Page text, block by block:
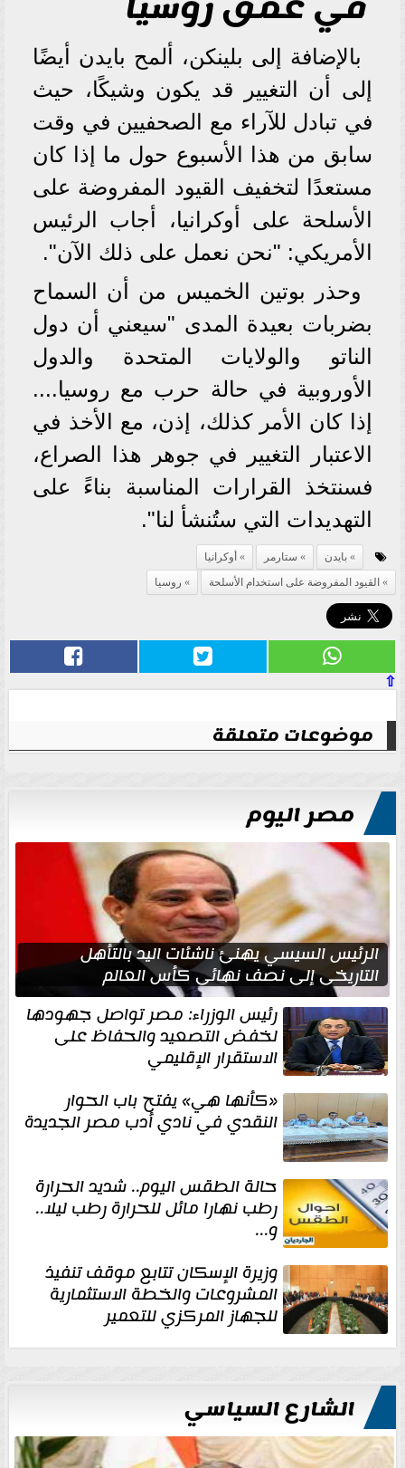
بالإضافة إلى بلينكن، ألمح بايدن أيضًا
إلى أن التغيير قد يكون وشيكًا، حيث
في تبادل للآراء مع الصحفيين في وقت
سابق من هذا الأسبوع حول ما إذا كان
مستعدًا لتخفيف القيود المفروضة على
الأسلحة على أوكرانيا، أجاب الرئيس
الأمريكي: "نحن نعمل على ذلك الآن".
وحذر بوتين الخميس من أن السماح
بضربات بعيدة المدى "سيعني أن دول
الناتو والولايات المتحدة والدول
الأوروبية في حالة حرب مع روسيا....
إذا كان الأمر كذلك، إذن، مع الأخذ في
الاعتبار التغيير في جوهر هذا الصراع،
فسنتخذ القرارات المناسبة بناءً على
التهديدات التي ستُنشأ لنا".
بايدن ستارمر
أوكرانيا
القيود المفروضة على استخدام الأسلحة
روسيا
⇧
موضوعات متعلقة
مصر اليوم
الرئيس السيسي يهنئ ناشئات اليد بالتأهل
التاريخي إلى نصف نهائي كأس العالم
رئيس الوزراء: مصر تواصل جهودها
لخفض التصعيد والحفاظ على
الاستقرار الإقليمي
«كأنها هي» يفتح باب الحوار
النقدي في نادي أدب مصر الجديدة
حالة الطقس اليوم.. شديد الحرارة
رطب نهارا مائل للحرارة رطب ليلا..
و...
وزيرة الإسكان تتابع موقف تنفيذ
المشروعات والخطة الاستثمارية
للجهاز المركزي للتعمير
الشارع السياسي